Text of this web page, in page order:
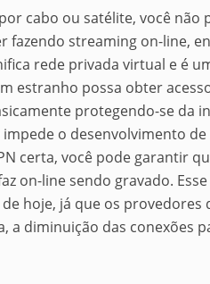
cabo ou satélite, você não
fazendo streaming on-line,
rede privada virtual e é
estranho possa obter
protegendo-se da
o desenvolvimento
certa, você pode garantir
on-line sendo gravado.
hoje, já que os provedores
a diminuição das conexões